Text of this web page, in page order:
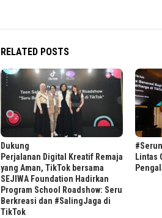
RELATED POSTS
Dukung
Perjalanan Digital Kreatif Remaja
yang Aman, TikTok bersama
SEJIWA Foundation Hadirkan
Program School Roadshow: Seru
Berkreasi dan #SalingJaga di
TikTok
Lintas